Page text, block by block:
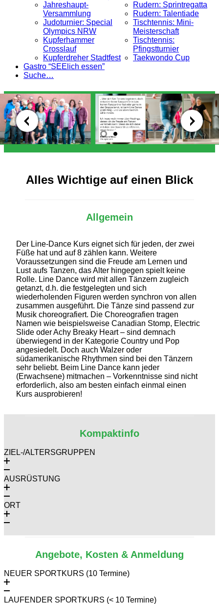
Jahreshaupt-
Versammlung
Judoturnier: Special
Olympics NRW
Kupferhammer
Crosslauf
Kupferdreher Stadtfest
Rudern: Sprintregatta
Rudern: Talentiade
Tischtennis: Mini-
Meisterschaft
Tischtennis:
Pfingstturnier
Taekwondo Cup
Gastro “SEElich essen”
Suche…
Alles Wichtige auf einen Blick
Allgemein
Der Line-Dance Kurs eignet sich für jeden, der zwei
Füße hat und auf 8 zählen kann. Weitere
Voraussetzungen sind die Freude am Lernen und
Lust aufs Tanzen, das Alter hingegen spielt keine
Rolle. Line Dance wird mit allen Tänzern zugleich
getanzt, d.h. die festgelegten und sich
wiederholenden Figuren werden synchron von allen
zusammen ausgeführt. Die Tänze sind passend zur
Musik choreografiert. Die Choreografien tragen
Namen wie beispielsweise Canadian Stomp, Electric
Slide oder Achy Breaky Heart – sind demnach
überwiegend in der Kategorie Country und Pop
angesiedelt. Doch auch Walzer oder
südamerikanische Rhythmen sind bei den Tänzern
sehr beliebt. Beim Line Dance kann jeder
(Erwachsene) mitmachen – Vorkenntnisse sind nicht
erforderlich, also am besten einfach einmal einen
Kurs ausprobieren!
Kompaktinfo
ZIEL-/ALTERSGRUPPEN
AUSRÜSTUNG
ORT
Angebote, Kosten & Anmeldung
NEUER SPORTKURS (10 Termine)
LAUFENDER SPORTKURS (< 10 Termine)